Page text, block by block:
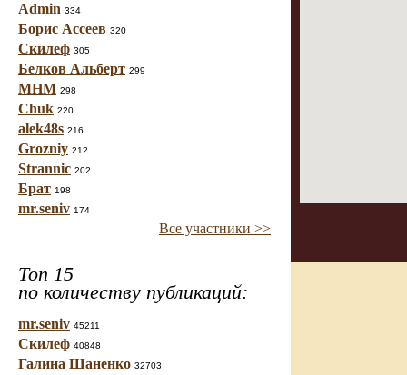
Admin 334
Борис Ассеев 320
Скилеф 305
Белков Альберт 299
МНМ 298
Chuk 220
alek48s 216
Grozniy 212
Strannic 202
Брат 198
mr.seniv 174
Все участники >>
Топ 15
по количеству публикаций:
mr.seniv 45211
Скилеф 40848
Галина Шаненко 32703